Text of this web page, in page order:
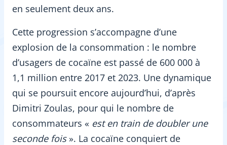
en seulement deux ans.
Cette progression s’accompagne d’une
explosion de la consommation : le nombre
d’usagers de cocaïne est passé de 600 000 à
1,1 million entre 2017 et 2023. Une dynamique
qui se poursuit encore aujourd’hui, d’après
Dimitri Zoulas, pour qui le nombre de
consommateurs « est en train de doubler une
seconde fois». La cocaïne conquiert de